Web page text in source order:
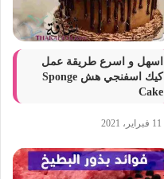
اسهل و اسرع طريقة عمل
كيك اسفنجي هش Sponge
Cake
11 فبراير، 2021